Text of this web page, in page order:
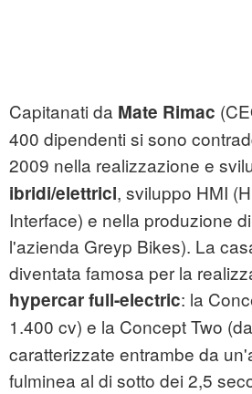
Capitanati da Mate Rimac
400 dipendenti si sono
2009 nella realizzazione e
ibridi/elettrici, sviluppo HMI
Interface) e nella produzione
l'azienda Greyp Bikes). La
diventata famosa per la
hypercar full-electric: la
1.400 cv) e la Concept Two (da
caratterizzate entrambe da
fulminea al di sotto dei 2,5